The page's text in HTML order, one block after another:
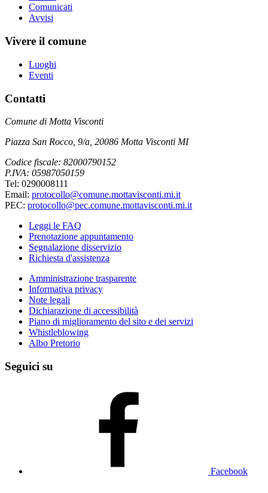
Comunicati
Avvisi
Vivere il comune
Luoghi
Eventi
Contatti
Comune di Motta Visconti
Piazza San Rocco, 9/a, 20086 Motta Visconti MI
Codice fiscale: 82000790152
P.IVA: 05987050159
Tel: 0290008111
Email: protocollo@comune.mottavisconti.mi.it
PEC: protocollo@pec.comune.mottavisconti.mi.it
Leggi le FAQ
Prenotazione appuntamento
Segnalazione disservizio
Richiesta d'assistenza
Amministrazione trasparente
Informativa privacy
Note legali
Dichiarazione di accessibilità
Piano di miglioramento del sito e dei servizi
Whistleblowing
Albo Pretorio
Seguici su
Facebook